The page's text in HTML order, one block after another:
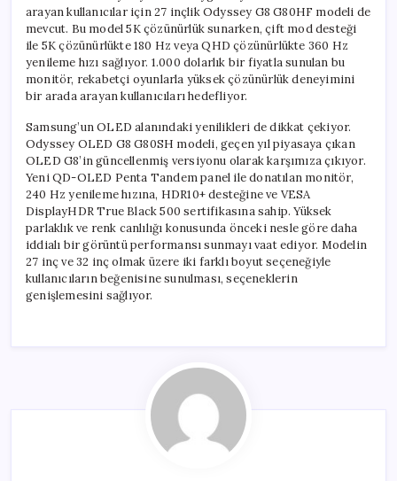
arayan kullanıcılar için 27 inçlik Odyssey G8 G80HF modeli de
mevcut. Bu model 5K çözünürlük sunarken, çift mod desteği
ile 5K çözünürlükte 180 Hz veya QHD çözünürlükte 360 Hz
yenileme hızı sağlıyor. 1.000 dolarlık bir fiyatla sunulan bu
monitör, rekabetçi oyunlarla yüksek çözünürlük deneyimini
bir arada arayan kullanıcıları hedefliyor.
Samsung’un OLED alanındaki yenilikleri de dikkat çekiyor.
Odyssey OLED G8 G80SH modeli, geçen yıl piyasaya çıkan
OLED G8’in güncellenmiş versiyonu olarak karşımıza çıkıyor.
Yeni QD-OLED Penta Tandem panel ile donatılan monitör,
240 Hz yenileme hızına, HDR10+ desteğine ve VESA
DisplayHDR True Black 500 sertifikasına sahip. Yüksek
parlaklık ve renk canlılığı konusunda önceki nesle göre daha
iddialı bir görüntü performansı sunmayı vaat ediyor. Modelin
27 inç ve 32 inç olmak üzere iki farklı boyut seçeneğiyle
kullanıcıların beğenisine sunulması, seçeneklerin
genişlemesini sağlıyor.